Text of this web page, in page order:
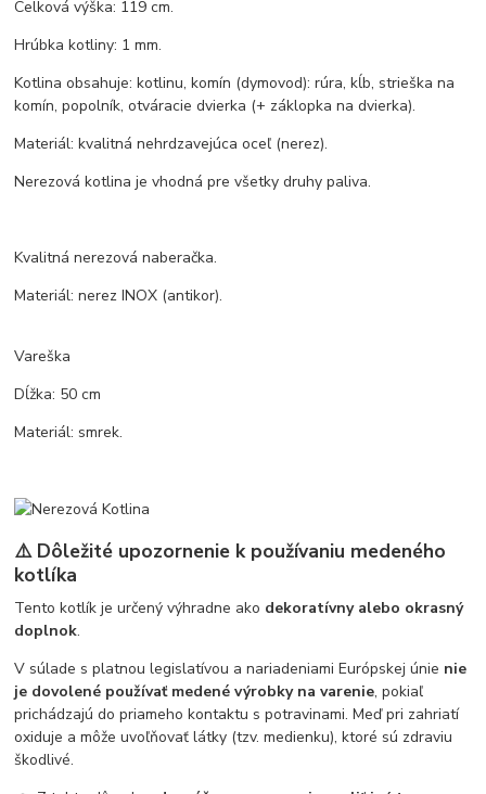
Celková výška: 119 cm.
Hrúbka kotliny: 1 mm.
Kotlina obsahuje: kotlinu, komín (dymovod): rúra, kĺb, strieška na
komín, popolník, otváracie dvierka (+ záklopka na dvierka).
Materiál: kvalitná nehrdzavejúca oceľ (nerez).
Nerezová kotlina je vhodná pre všetky druhy paliva.
Kvalitná nerezová naberačka.
Materiál: nerez INOX (antikor).
Vareška
Dĺžka: 50 cm
Materiál: smrek.
⚠️ Dôležité upozornenie k používaniu medeného
kotlíka
Tento kotlík je určený výhradne ako dekoratívny alebo okrasný
doplnok.
V súlade s platnou legislatívou a nariadeniami Európskej únie nie
je dovolené používať medené výrobky na varenie, pokiaľ
prichádzajú do priameho kontaktu s potravinami. Meď pri zahriatí
oxiduje a môže uvoľňovať látky (tzv. medienku), ktoré sú zdraviu
škodlivé.